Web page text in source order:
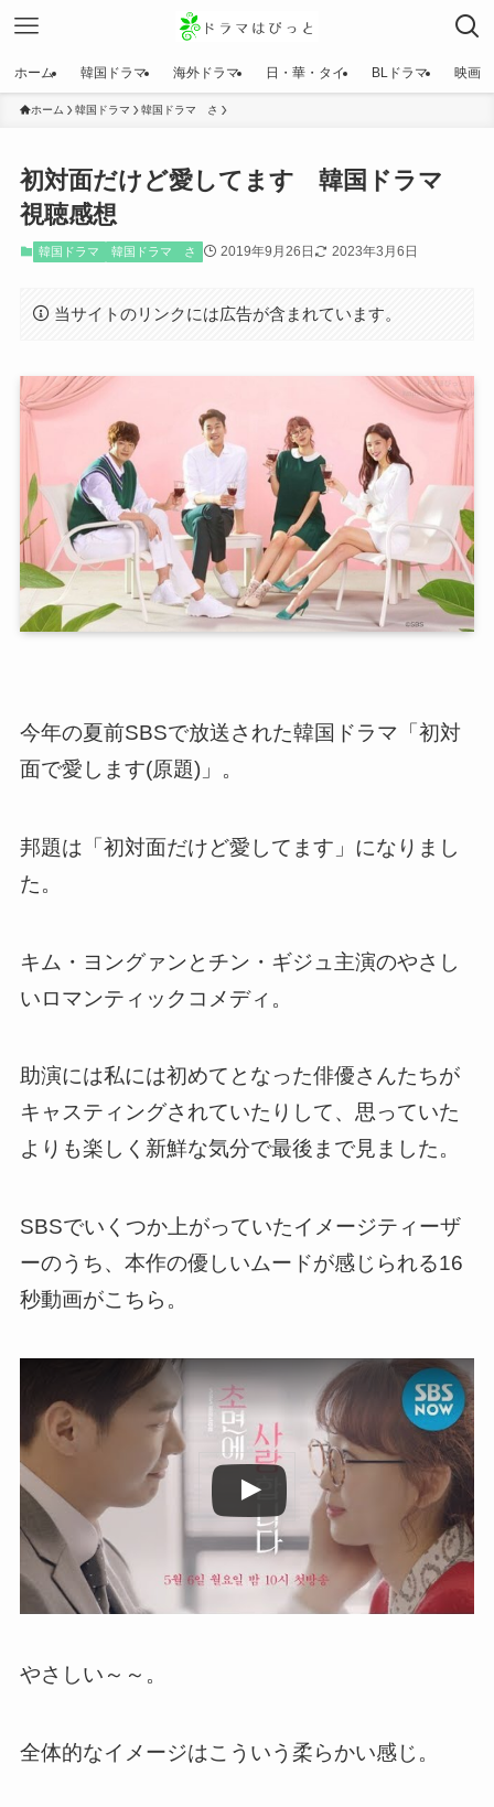
ホーム 韓国ドラマ 海外ドラマ 日・華・タイ BLドラマ 映画
ホーム 韓国ドラマ 韓国ドラマ さ
初対面だけど愛してます 韓国ドラマ
視聴感想
韓国ドラマ 韓国ドラマ さ 2019年9月26日 2023年3月6日
当サイトのリンクには広告が含まれています。
今年の夏前SBSで放送された韓国ドラマ「初対
面で愛します(原題)」。
邦題は「初対面だけど愛してます」になりまし
た。
キム・ヨングァンとチン・ギジュ主演のやさし
いロマンティックコメディ。
助演には私には初めてとなった俳優さんたちが
キャスティングされていたりして、 思っていた
よりも楽しく新鮮な気分で最後まで見ました。
SBSでいくつか上がっていたイメージティーザ
ーのうち、本作の優しいムードが感じられる16
秒動画がこちら。
この動画を YouTube で視聴
やさしい～～。
全体的なイメージはこういう柔らかい感じ 。